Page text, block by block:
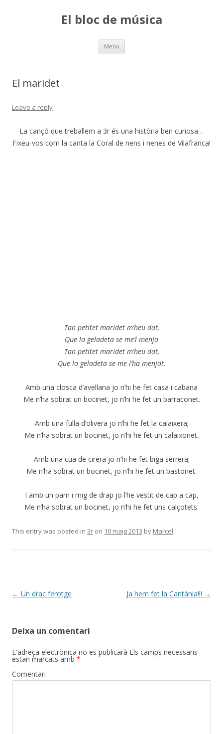
El bloc de música
Menu Skip
content
El maridet
Leave a reply
La cançó que treballem a 3r és una història ben curiosa…
Fixeu-vos com la canta la Coral de nens i nenes de Vilafranca!
Tan petitet maridet m’heu dat,
Que la geladeta se me’l menja
Tan petitet maridet m’heu dat,
Que la geladeta se me l’ha menjat.
Amb una closca d’avellana jo n’hi he fet casa i cabana
Me n’ha sobrat un bocinet, jo n’hi he fet un barraconet.
Amb una fulla d’olivera jo n’hi he fet la calaixera;
Me n’ha sobrat un bocinet, jo n’hi he fet un calaixonet.
Amb una cua de cirera jo n’hi he fet biga serrera;
Me n’ha sobrat un bocinet, jo n’hi he fet un bastonet.
I amb un pam i mig de drap jo l’he vestit de cap a cap,
Me n’ha sobrat un bocinet, jo n’hi he fet uns calçotets.
This entry was posted in 3r on 10 maig 2013 by Marcel.
Post
← Un drac ferotge Ja hem fet la Cantània!!! →
Deixa un comentari
L'adreça electrònica no es publicarà Els camps necessaris
estan marcats amb *
Comentari